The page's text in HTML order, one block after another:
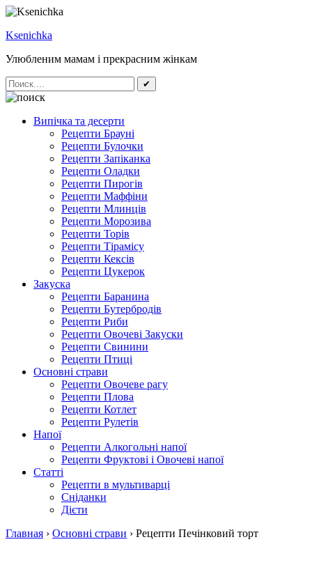
Ksenichka
Улюбленим мамам і прекрасним жінкам
✔
Випічка та десерти
Рецепти Брауні
Рецепти Булочки
Рецепти Запіканка
Рецепти Оладки
Рецепти Пирогів
Рецепти Маффіни
Рецепти Млинців
Рецепти Морозива
Рецепти Торів
Рецепти Тірамісу
Рецепти Кексів
Рецепти Цукерок
Закуска
Рецепти Баранина
Рецепти Бутербродів
Рецепти Риби
Рецепти Овочеві Закуски
Рецепти Свинини
Рецепти Птиці
Основні страви
Рецепти Овочеве рагу
Рецепти Плова
Рецепти Котлет
Рецепти Рулетів
Напої
Рецепти Алкогольні напої
Рецепти Фруктові і Овочеві напої
Статті
Рецепти в мультиварці
Сніданки
Дієти
Главная › Основні страви › Рецепти Печінковий торт